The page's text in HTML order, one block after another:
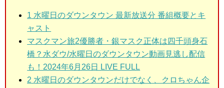
1 水曜日のダウンタウン 最新放送分 番組概要とキ
ャスト
マスクマン旅2優勝者・銀マスク正体は四千頭身石
橋？水ダウ/水曜日のダウンタウン動画見逃し配信
も！2024年6月26日 LIVE FULL
2 水曜日のダウンタウンだけでなく、クロちゃん企